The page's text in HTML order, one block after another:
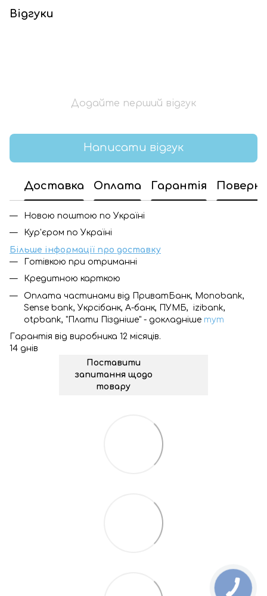
Відгуки
Додайте перший відгук
Написати відгук
Доставка Оплата Гарантія
Новою поштою по Україні
Кур'єром по Україні
Більше інформації про доставку
Готівкою при отриманні
Кредитною карткою
Оплата частинами від ПриватБанк, Monobank,
Sense bank, Укрсібанк, А-банк, ПУМБ, izibank,
otpbank, "Плати Піздніше" - докладніше тут
Гарантія від виробника 12 місяців.
14 днів
Поставити
запитання щодо
товару